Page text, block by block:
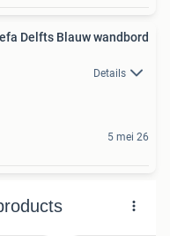
Delfts Blauw wandbord
Details
5 mei 26